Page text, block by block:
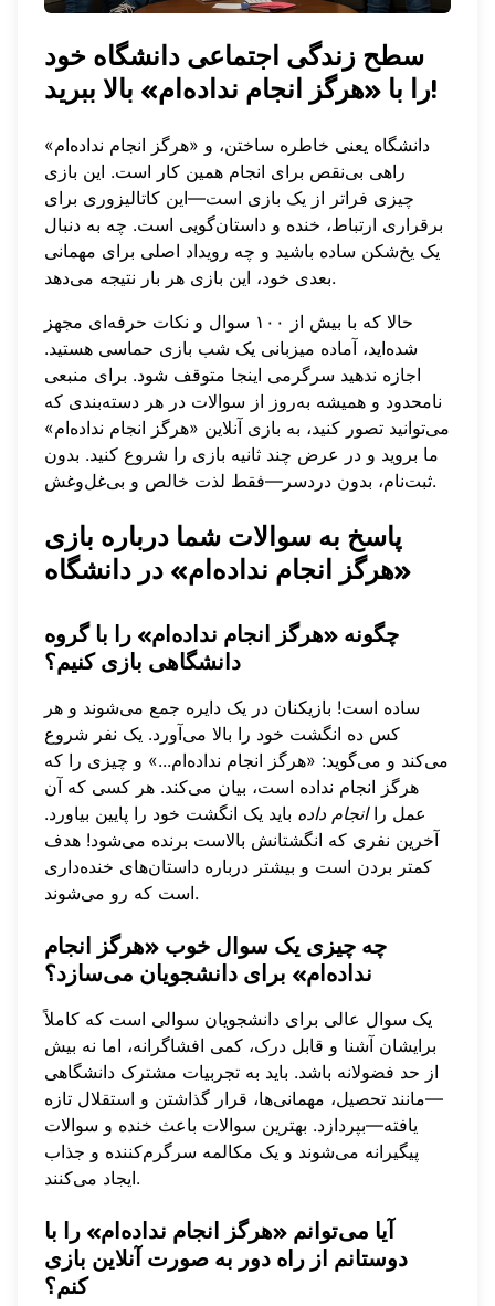
سطح زندگی اجتماعی دانشگاه خود
را با «هرگز انجام نداده‌ام» بالا ببرید!
دانشگاه یعنی خاطره ساختن، و «هرگز انجام نداده‌ام»
راهی بی‌نقص برای انجام همین کار است. این بازی
چیزی فراتر از یک بازی است—این کاتالیزوری برای
برقراری ارتباط، خنده و داستان‌گویی است. چه به دنبال
یک یخ‌شکن ساده باشید و چه رویداد اصلی برای مهمانی
بعدی خود، این بازی هر بار نتیجه می‌دهد.
حالا که با بیش از ۱۰۰ سوال و نکات حرفه‌ای مجهز
شده‌اید، آماده میزبانی یک شب بازی حماسی هستید.
اجازه ندهید سرگرمی اینجا متوقف شود. برای منبعی
نامحدود و همیشه به‌روز از سوالات در هر دسته‌بندی که
می‌توانید تصور کنید، به بازی آنلاین «هرگز انجام نداده‌ام»
ما بروید و در عرض چند ثانیه بازی را شروع کنید. بدون
ثبت‌نام، بدون دردسر—فقط لذت خالص و بی‌غل‌وغش.
پاسخ به سوالات شما درباره بازی
«هرگز انجام نداده‌ام» در دانشگاه
چگونه «هرگز انجام نداده‌ام» را با گروه
دانشگاهی بازی کنیم؟
ساده است! بازیکنان در یک دایره جمع می‌شوند و هر
کس ده انگشت خود را بالا می‌آورد. یک نفر شروع
می‌کند و می‌گوید: «هرگز انجام نداده‌ام...» و چیزی را که
هرگز انجام نداده است، بیان می‌کند. هر کسی که آن
عمل راانجام داده باید یک انگشت خود را پایین بیاورد.
آخرین نفری که انگشتانش بالاست برنده می‌شود! هدف
کمتر بردن است و بیشتر درباره داستان‌های خنده‌داری
است که رو می‌شوند.
چه چیزی یک سوال خوب «هرگز انجام
نداده‌ام» برای دانشجویان می‌سازد؟
یک سوال عالی برای دانشجویان سوالی است که کاملاً
برایشان آشنا و قابل درک، کمی افشاگرانه، اما نه بیش
از حد فضولانه باشد. باید به تجربیات مشترک دانشگاهی
—مانند تحصیل، مهمانی‌ها، قرار گذاشتن و استقلال تازه
یافته—بپردازد. بهترین سوالات باعث خنده و سوالات
پیگیرانه می‌شوند و یک مکالمه سرگرم‌کننده و جذاب
ایجاد می‌کنند.
آیا می‌توانم «هرگز انجام نداده‌ام» را با
دوستانم از راه دور به صورت آنلاین بازی
کنم؟